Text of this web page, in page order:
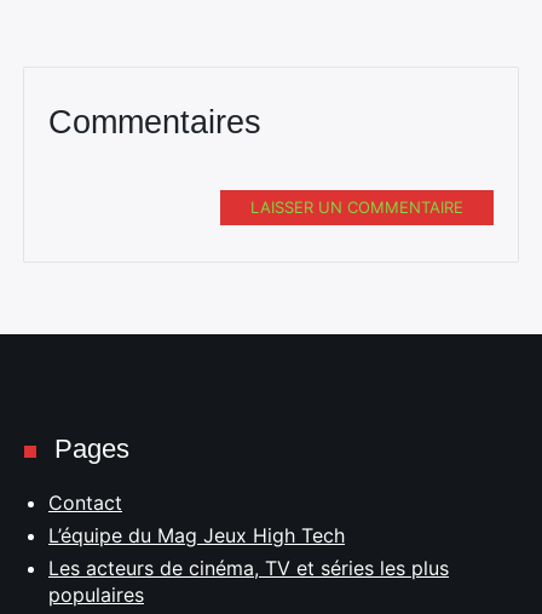
Commentaires
LAISSER UN COMMENTAIRE
Pages
Contact
L’équipe du Mag Jeux High Tech
Les acteurs de cinéma, TV et séries les plus
populaires